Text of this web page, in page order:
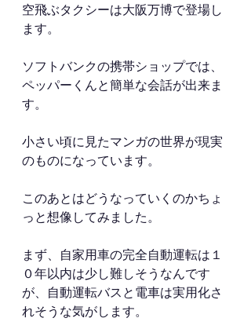
空飛ぶタクシーは大阪万博で登場し
ます。
ソフトバンクの携帯ショップでは、
ペッパーくんと簡単な会話が出来ま
す。
小さい頃に見たマンガの世界が現実
のものになっています。
このあとはどうなっていくのかちょ
っと想像してみました。
まず、自家用車の完全自動運転は１
０年以内は少し難しそうなんです
が、自動運転バスと電車は実用化さ
れそうな気がします。